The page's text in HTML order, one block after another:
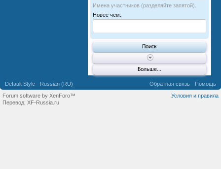
Имена участников (разделяйте запятой).
Новее чем:
Больше...
Default Style Russian (RU) Обратная связь
Помощь
Условия и правила
Forum software by XenForo™
Перевод: XF-Russia.ru